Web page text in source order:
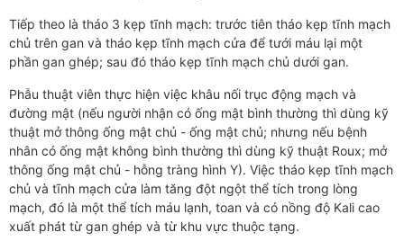
Tiếp theo là tháo 3 kẹp tĩnh mạch: trước tiên tháo kẹp tĩnh mạch
chủ trên gan và tháo kẹp tĩnh mạch cửa để tưới máu lại một
phần gan ghép; sau đó tháo kẹp tĩnh mạch chủ dưới gan.
Phẫu thuật viên thực hiện việc khâu nối trục động mạch và
đường mật (nếu người nhận có ống mật bình thường thì dùng kỹ
thuật mở thông ống mật chủ - ống mật chủ; nhưng nếu bệnh
nhân có ống mật không bình thường thì dùng kỹ thuật Roux; mở
thông ống mật chủ - hỗng tràng hình Y). Việc tháo kẹp tĩnh mạch
chủ và tĩnh mạch cửa làm tăng đột ngột thể tích trong lòng
mạch, đó là một thể tích máu lạnh, toan và có nồng độ Kali cao
xuất phát từ gan ghép và từ khu vực thuộc tạng.